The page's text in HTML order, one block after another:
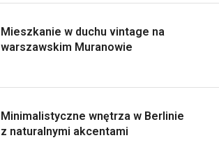
Mieszkanie w duchu vintage na
warszawskim Muranowie
Minimalistyczne wnętrza w Berlinie
z naturalnymi akcentami